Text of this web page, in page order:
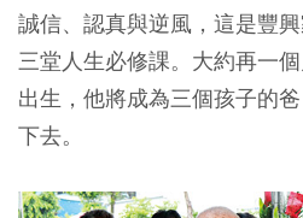
誠信、認真與逆風，這是豐
三堂人生必修課。大約再一
出生，他將成為三個孩子的
下去。